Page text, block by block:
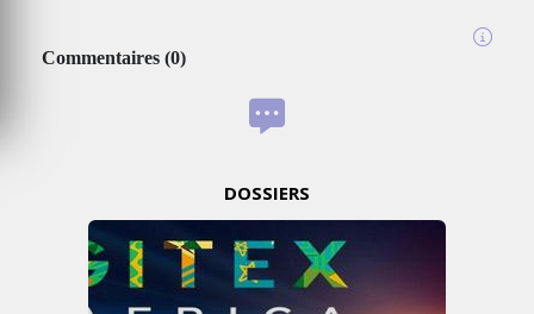
Commentaires (0)
DOSSIERS